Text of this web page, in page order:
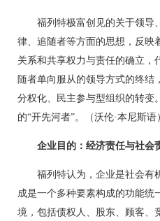
福列特极富创见的关于领导
律、追随者等方面的思想，反映
关系和共享权力与责任的确立，
随者单向服从的领导方式的终结
分权化、民主参与型组织的转变
的“开先河者”。（沃伦·本尼斯语
企业目的：经济责任与社会
福列特认为，企业是社会有
成是一个多种要素构成的功能统
境，包括债权人、股东、顾客、